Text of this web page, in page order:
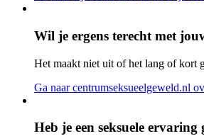
Wil je ergens terecht met
Het maakt niet uit of het lang of kort
Ga naar centrumseksueelgeweld.nl
Heb je een seksuele